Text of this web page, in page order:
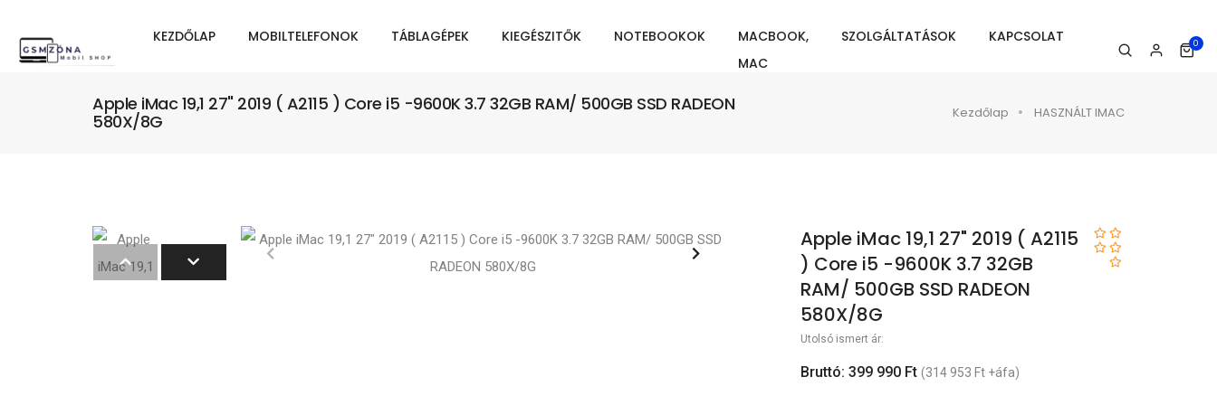
KEZDŐLAP MOBILTELEFONOK TÁBLAGÉPEK KIEGÉSZITŐK NOTEBOOKOK
MACBOOK,
MAC
SZOLGÁLTATÁSOK KAPCSOLAT 0
Apple iMac 19,1 27" 2019 ( A2115 ) Core i5 -9600K 3.7 32GB RAM/ 500GB SSD RADEON
580X/8G
Kezdőlap HASZNÁLT IMAC
Apple iMac 19,1 27" 2019 ( A2115
) Core i5 -9600K 3.7 32GB
RAM/ 500GB SSD RADEON
580X/8G
Utolsó ismert ár:
Bruttó: 399 990 Ft (314 953 Ft +áfa)